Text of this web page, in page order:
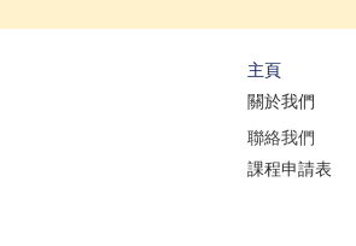
​主頁
關於我們
聯絡我們
課程申請表